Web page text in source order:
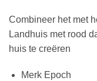
Combineer het met
Landhuis met rood
huis te creëren
Merk Epoch